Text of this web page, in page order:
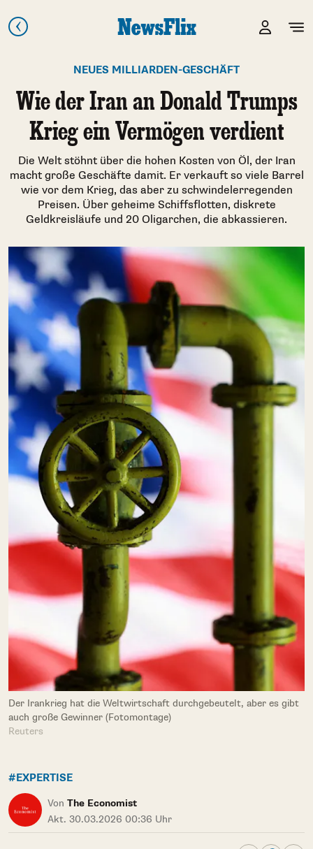
NEUES MILLIARDEN-GESCHÄFT
Wie der Iran an Donald Trumps
Krieg ein Vermögen verdient
Die Welt stöhnt über die hohen Kosten von Öl, der Iran
macht große Geschäfte damit. Er verkauft so viele Barrel
wie vor dem Krieg, das aber zu schwindelerregenden
Preisen. Über geheime Schiffsflotten, diskrete
Geldkreisläufe und 20 Oligarchen, die abkassieren.
Der Irankrieg hat die Weltwirtschaft durchgebeutelt, aber es gibt
auch große Gewinner (Fotomontage)
Reuters
#EXPERTISE
Von The Economist
Akt. 30.03.2026 00:36 Uhr